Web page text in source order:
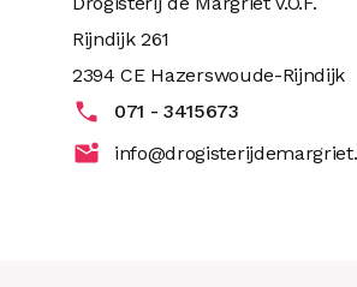
Rijndijk 261
2394 CE Hazerswoude-Rijndijk
071 - 3415673